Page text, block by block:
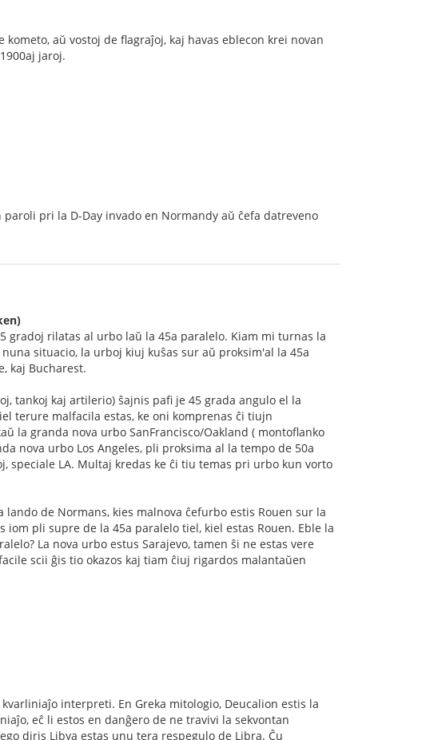
aŭ vostoj de flagraĵoj, kaj havas eblecon krei novan
jaroj.
pri la D-Day invado en Normandy aŭ ĉefa datreveno
gradoj rilatas al urbo laŭ la 45a paralelo. Kiam mi turnas la
situacio, la urboj kiuj kuŝas sur aŭ proksim'al la 45a
kaj Bucharest.
tankoj kaj artilerio) ŝajnis pafi je 45 grada angulo el la
terure malfacila estas, ke oni komprenas ĉi tiujn
la granda nova urbo SanFrancisco/Oakland ( montoflanko
nova urbo Los Angeles, pli proksima al la tempo de 50a
speciale LA. Multaj kredas ke ĉi tiu temas pri urbo kun vorto
de Normans, kies malnova ĉefurbo estis Rouen sur la
iom pli supre de la 45a paralelo tiel, kiel estas Rouen. Eble la
La nova urbo estus Sarajevo, tamen ŝi ne estas vere
scii ĝis tio okazos kaj tiam ĉiuj rigardos malantaŭen
interpreti. En Greka mitologio, Deucalion estis la
eĉ li estos en danĝero de ne travivi la sekvontan
diris Libya estas unu tera respegulo de Libra. Ĉu